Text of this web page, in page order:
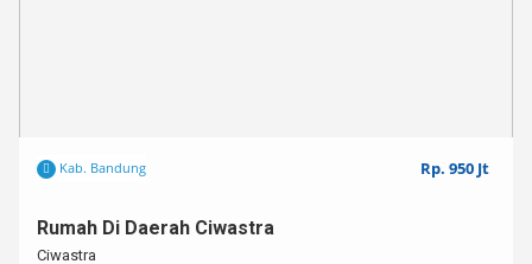
Kab. Bandung Rp. 950 Jt
Rumah Di Daerah Ciwastra
Ciwastra